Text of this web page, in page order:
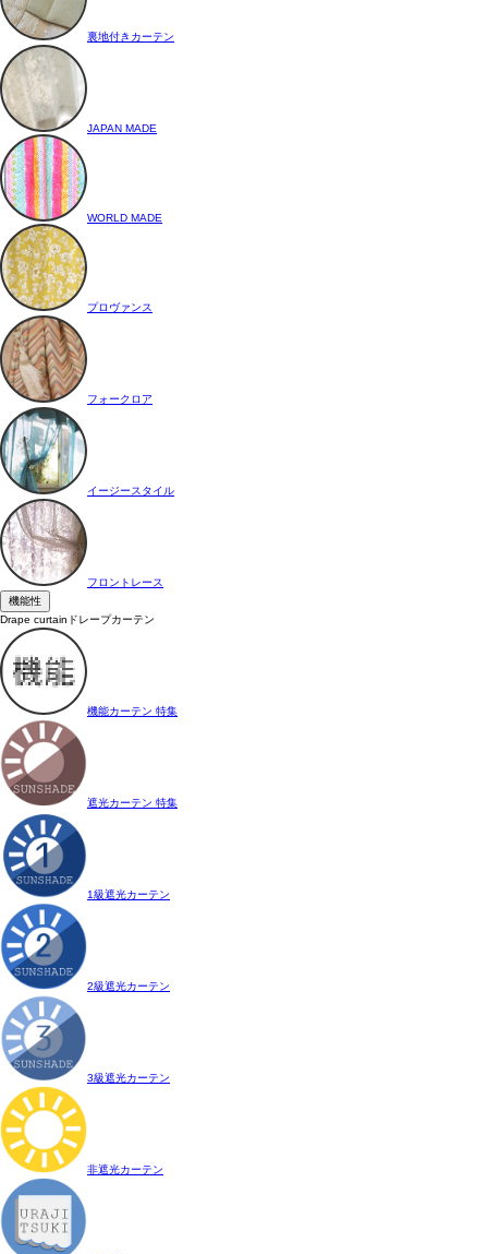
裏地付きカーテン
JAPAN MADE
WORLD MADE
プロヴァンス
フォークロア
イージースタイル
フロントレース
機能性
Drape curtain ドレープカーテン
機能カーテン 特集
遮光カーテン 特集
1級遮光カーテン
2級遮光カーテン
3級遮光カーテン
非遮光カーテン